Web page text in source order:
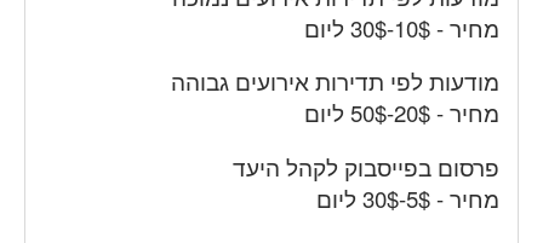
מחיר - 10$-30$ ליום
מודעות לפי תדירות אירועים גבוהה
מחיר - 20$-50$ ליום
פרסום בפייסבוק לקהל היעד
מחיר - 5$-30$ ליום